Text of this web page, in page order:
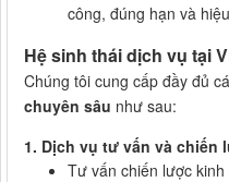
công, đúng hạn và
Hệ sinh thái dịch vụ tại
Chúng tôi cung cấp đầy đủ
chuyên sâu như sau:
1. Dịch vụ tư vấn và chiến
Tư vấn chiến lược